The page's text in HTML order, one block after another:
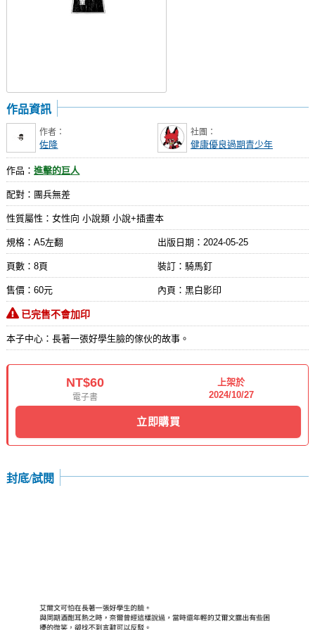
作品資訊
作者：
佐降
社團：
健康優良過期青少年
作品：進擊的巨人
配對：團兵無差
性質屬性：女性向 小說類 小說+插畫本
規格：A5左翻 出版日期： 2024-05-25
頁數：8頁 裝訂：騎馬釘
售價：60元 內頁：黑白影印
已完售不會加印
本子中心：長著一張好學生臉的傢伙的故事。
NT$60
電子書
上架於
2024/10/27
立即購買
封底/試閱